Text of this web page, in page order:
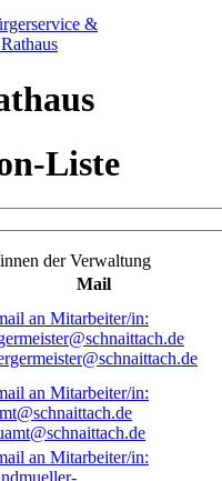
&
Liste
der Verwaltung
Mail